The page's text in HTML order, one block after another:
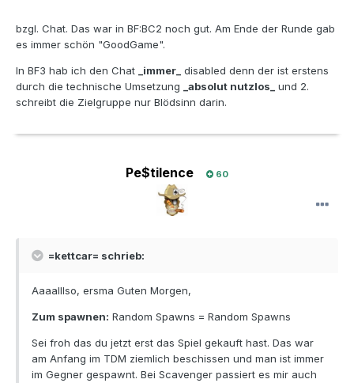
bzgl. Chat. Das war in BF:BC2 noch gut. Am Ende der Runde gab
es immer schön "GoodGame".
In BF3 hab ich den Chat _immer_ disabled denn der ist erstens
durch die technische Umsetzung _absolut nutzlos_ und 2.
schreibt die Zielgruppe nur Blödsinn darin.
Pe$tilence 60
=kettcar= schrieb:
Aaaalllso, ersma Guten Morgen,
Zum spawnen: Random Spawns = Random Spawns
Sei froh das du jetzt erst das Spiel gekauft hast. Das war
am Anfang im TDM ziemlich beschissen und man ist immer
im Gegner gespawnt. Bei Scavenger passiert es mir auch